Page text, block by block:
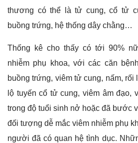
thương có thể là tử cung, cổ tử
buồng trứng, hệ thống dây chằng…
Thống kê cho thấy có tới 90%
nhiễm phụ khoa, với các căn
buồng trứng, viêm tử cung, nấm, rối
lộ tuyến cổ tử cung, viêm âm
trong độ tuổi sinh nở hoặc đã bước
đối tượng dễ mắc viêm nhiễm phụ
người đã có quan hệ tình dục.